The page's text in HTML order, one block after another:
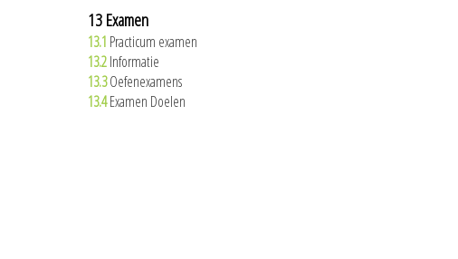
13 Examen
13.1 Practicum examen
13.2Informatie
13.3Oefenexamens
13.4Examen Doelen